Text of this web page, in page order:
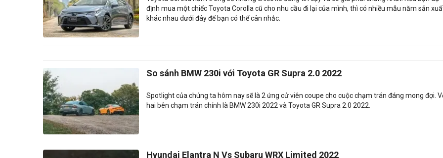
định mua một chiếc Toyota Corolla cũ cho nhu cầu đi lại của mình, thì có nhiều mẫu năm sản
khác nhau dưới đây để bạn có thể cân nhắc.
So sánh BMW 230i với Toyota GR Supra 2.0 2022
Spotlight của chúng ta hôm nay sẽ là 2 ứng cử viên coupe cho cuộc chạm trán đáng mong đợi.
hai bên chạm trán chính là BMW 230i 2022 và Toyota GR Supra 2.0 2022.
Hyundai Elantra N Vs Subaru WRX Limited 2022